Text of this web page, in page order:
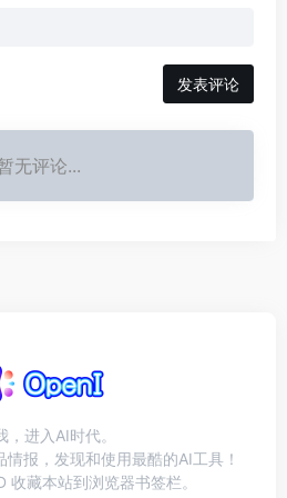
发表评论
无评论...
，进入AI时代。
报，发现和使用最酷的AI工具！
藏本站到浏览器书签栏。